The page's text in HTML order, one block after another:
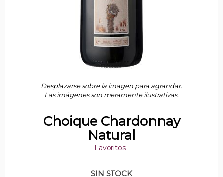
Desplazarse sobre la imagen para agrandar.
Las imágenes son meramente ilustrativas.
Choique Chardonnay
Natural
Favoritos
SIN STOCK